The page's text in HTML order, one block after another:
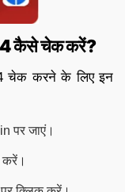
कैसे चेक करें?
चेक करने के लिए इन
पर जाएं।
करें।